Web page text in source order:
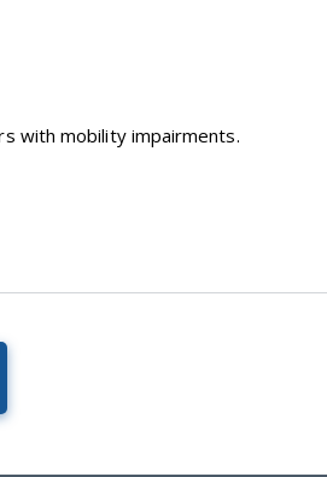
with mobility impairments.